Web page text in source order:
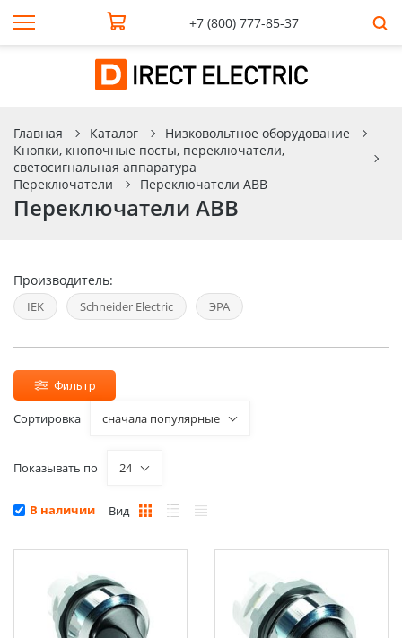
+7 (800) 777-85-37
Главная Каталог
Низковольтное оборудование
Кнопки, кнопочные посты, переключатели,
светосигнальная аппаратура
Переключатели
Переключатели ABB
Переключатели ABB
Производитель:
IEK Schneider Electric ЭРА
Фильтр
Сортировка сначала популярные
Показывать по 24
В наличии Вид